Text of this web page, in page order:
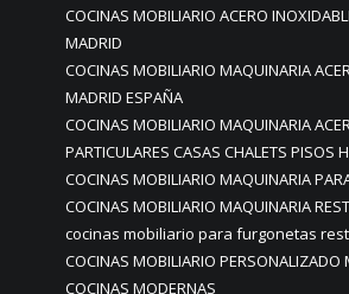
COCINAS MOBILIARIO ACERO
MADRID
COCINAS MOBILIARIO MAQUINARIA
MADRID ESPAÑA
COCINAS MOBILIARIO MAQUINARIA
PARTICULARES CASAS CHALETS PISOS
COCINAS MOBILIARIO MAQUINARIA
COCINAS MOBILIARIO MAQUINARIA
cocinas mobiliario para furgonetas
COCINAS MOBILIARIO PERSONALIZADO
COCINAS MODERNAS